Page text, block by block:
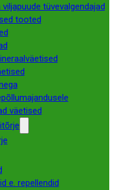
tüvevalgendajad
tooted
väetised
e. repellendid